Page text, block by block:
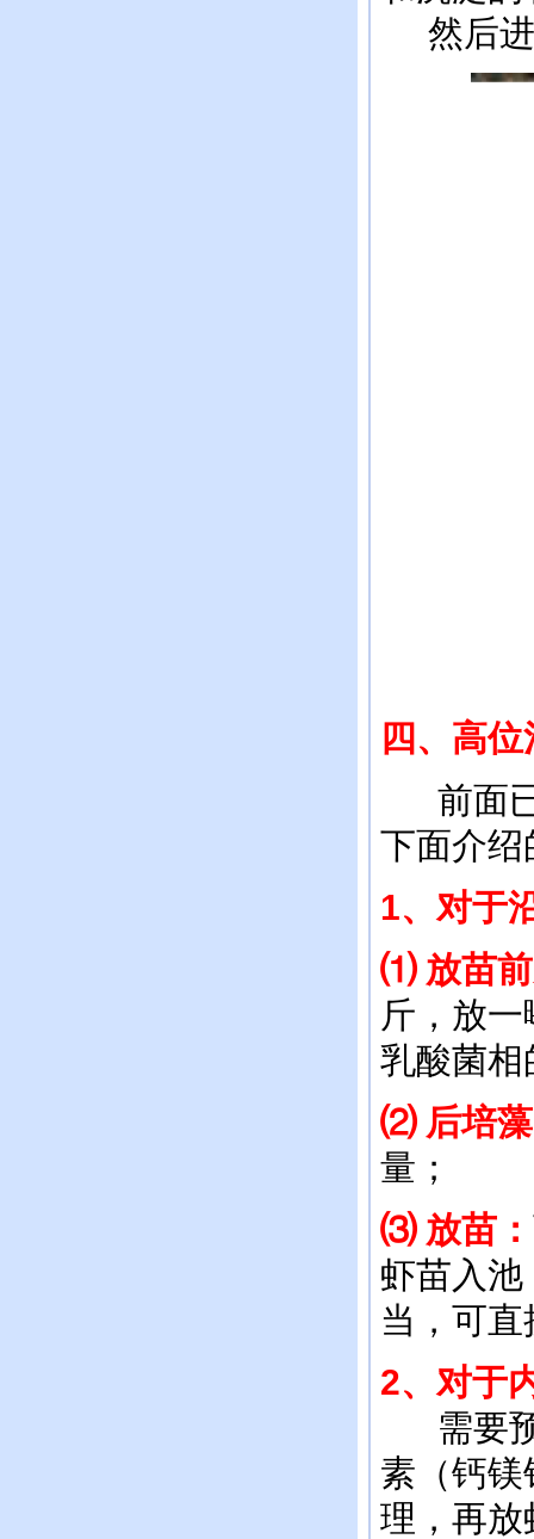
然后进
四、高
前面已
下面介绍
1、对于
⑴ 放苗
斤，放
乳酸菌相
⑵后培
量；
⑶ 放苗：
虾苗入
当，可
2、对于
需要预
素（钙
理，再放